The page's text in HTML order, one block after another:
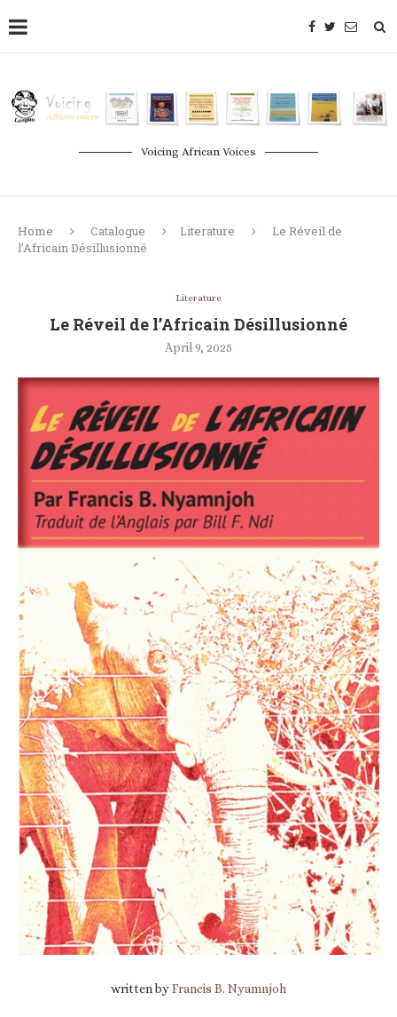
Voicing African Voices
Home Catalogue Literature
Le Réveil de
l’Africain Désillusionné
Literature
Le Réveil de l’Africain Désillusionné
April 9, 2025
written byFrancis B. Nyamnjoh